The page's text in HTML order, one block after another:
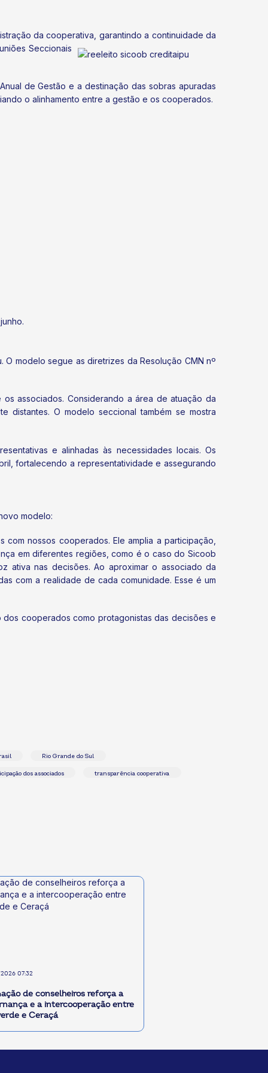
da cooperativa, garantindoa continuidade da
Seccionais
de Gestão e a destinação das sobras apuradas
o alinhamento entre a gestão e os cooperados.
modelo segue as diretrizes da Resolução CMN nº
associados. Considerando a área de atuação da
distantes. O modelo seccional também se mostra
e alinhadas às necessidades locais. Os
fortalecendo a representatividade e assegurando
modelo:
nossos cooperados. Ele amplia a participação,
em diferentes regiões, como é o caso do Sicoob
ativa nas decisões. Ao aproximar o associado da
com a realidade de cada comunidade. Esse é um
cooperados como protagonistas das decisões e
Rio Grande do Sul
dos associados transparência cooperativa
07:32
de conselheiros reforça a
e a intercooperação entre
e Ceraçá